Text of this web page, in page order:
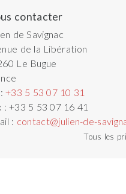
contacter
de Savignac
de la Libération
Le Bugue
:+33 5 53 07 10 31
:+33 5 53 07 16 41
: contact@julien-de-
Tous les